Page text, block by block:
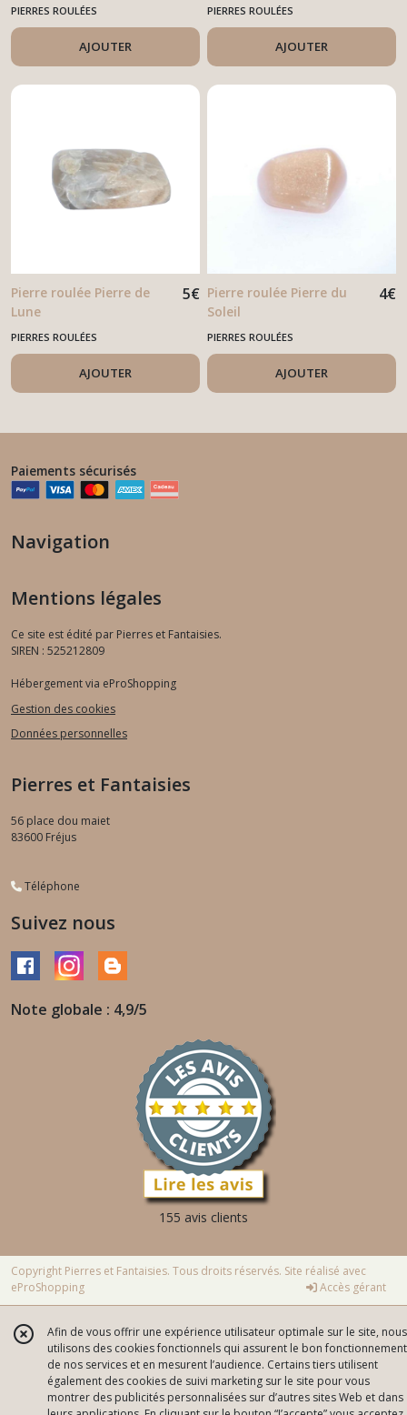
PIERRES ROULÉES
AJOUTER
PIERRES ROULÉES
AJOUTER
Pierre roulée Pierre de
Lune
5€
PIERRES ROULÉES
AJOUTER
Pierre roulée Pierre du
Soleil
4€
PIERRES ROULÉES
AJOUTER
Paiements sécurisés
Navigation
Mentions légales
Ce site est édité par Pierres et Fantaisies.
SIREN : 525212809
Hébergement via eProShopping
Gestion des cookies
Données personnelles
Pierres et Fantaisies
56 place dou maiet
83600 Fréjus
Téléphone
Suivez nous
Note globale : 4,9/5
155 avis clients
Copyright Pierres et Fantaisies. Tous droits réservés. Site réalisé avec
eProShopping
Accès gérant
Afin de vous offrir une expérience utilisateur optimale sur le site, nous
utilisons des cookies fonctionnels qui assurent le bon fonctionnement
de nos services et en mesurent l’audience. Certains tiers utilisent
également des cookies de suivi marketing sur le site pour vous
montrer des publicités personnalisées sur d’autres sites Web et dans